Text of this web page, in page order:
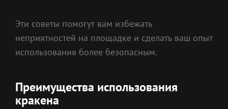
Эти советы помогут вам избежать
неприятностей на площадке и сделать ваш опыт
использования более безопасным.
Преимущества использования
кракена